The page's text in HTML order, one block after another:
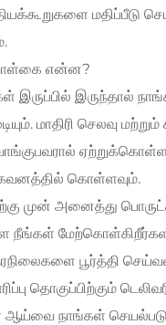
மதிப்பீடு
என்ன?
இருப்பில் இருந்தால்
மாதிரி செலவு
கொள்ளவும்.
முன் அனைத்து
நீங்கள்
பூர்த்தி
தொகுப்பிற்கும்
ஆய்வை நாங்கள்